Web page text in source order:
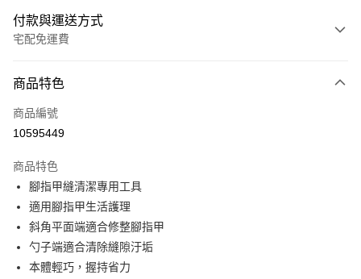
付款與運送方式
宅配免運費
信用卡一次付款
LINE Pay
悠遊付
Google Pay
全盈+PAY
ATM付款
商品特色
商品編號
10595449
商品特色
腳指甲縫清潔專用工具
適用腳指甲生活護理
斜角平面端適合修整腳指甲
勺子端適合清除縫隙汙垢
本體輕巧，握持省力